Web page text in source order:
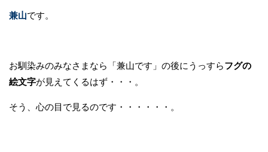
兼山です。
お馴染みのみなさまなら「兼山です」の後にうっすらフグの
絵文字が見えてくるはず・・・。
そう、心の目で見るのです・・・・・・。